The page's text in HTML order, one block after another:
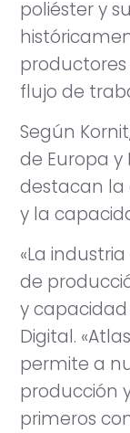
poliéster y
flujo de
Según
de Europa
destacan la
y la
«La
de
y capacidad
Digital.
permite a
producción
primeros